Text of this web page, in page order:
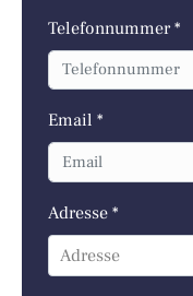
Telefonnummer *
Email *
Adresse *
Adresse